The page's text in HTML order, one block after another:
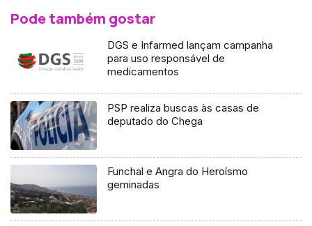
Pode também gostar
DGS e Infarmed lançam campanha
para uso responsável de
medicamentos
PSP realiza buscas às casas de
deputado do Chega
Funchal e Angra do Heroísmo
geminadas